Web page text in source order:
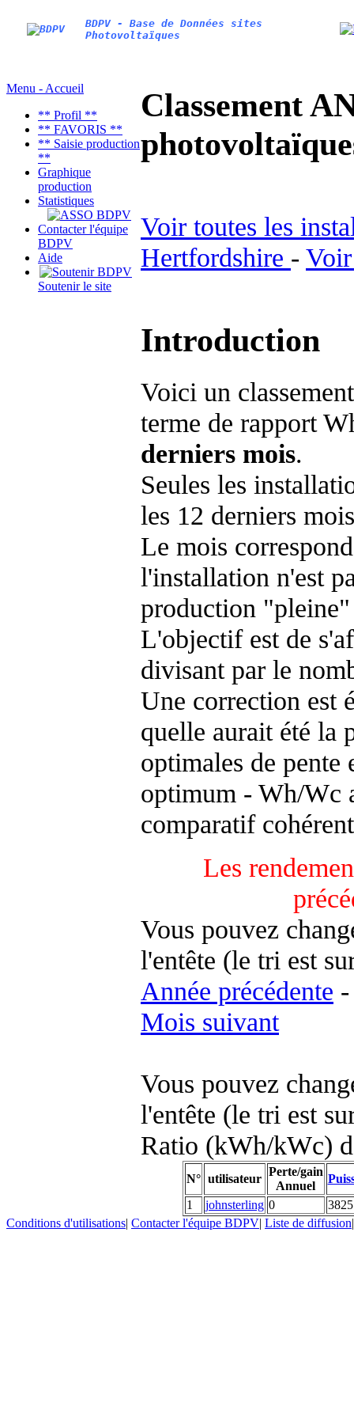
BDPV - Base de Données sites
Photovoltaïques
Menu - Accueil
** Profil **
** FAVORIS **
** Saisie production
**
Graphique
production
Statistiques
Contacter l'équipe
BDPV
Aide
Soutenir le site
Classement
Voir toutes les
Hertfordshire - Voir
Introduction
Voici un
terme de rapport
derniers mois.
Seules les
les 12 derniers
Le mois
l'installation n'est
production "pleine"
L'objectif est de
divisant par le
Une correction est
quelle aurait été la
optimales de
optimum - Wh/Wc
comparatif
Les
Vous pouvez
l'entête (le tri est
Année précédente -
Mois suivant
Vous pouvez
l'entête (le tri est
Ratio (kWh/kWc)
N° utilisateur
Perte/gain
Annuel
1
johnsterling 0
3825
Conditions d'utilisations| Contacter l'équipe BDPV| Liste de diffusion